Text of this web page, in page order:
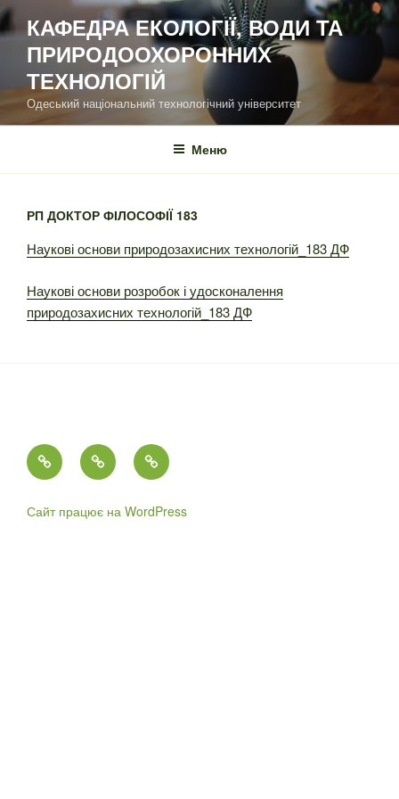
Перейти
до
вмісту
КАФЕДРА ЕКОЛОГІЇ, ВОДИ ТА
ПРИРОДООХОРОННИХ
ТЕХНОЛОГІЙ
Одеський національний технологічний університет
Меню
РП ДОКТОР ФІЛОСОФІЇ 183
Наукові основи природозахисних технологій_183 ДФ
Наукові основи розробок і удосконалення
природозахисних технологій_183 ДФ
ГоловнаКонтактиІсторія
кафедри
води
Сайт працює на WordPress